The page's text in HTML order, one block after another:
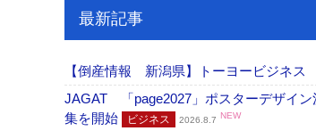
最新記事
【倒産情報 新潟県】トーヨービジネ
JAGAT 「page2027」ポスターデザイ
集を開始
ビジネス 2026.8.7 NEW